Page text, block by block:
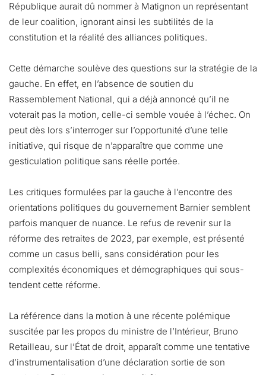
République aurait dû nommer à Matignon un représentant
de leur coalition, ignorant ainsi les subtilités de la
constitution et la réalité des alliances politiques.
Cette démarche soulève des questions sur la stratégie de la
gauche. En effet, en l’absence de soutien du
Rassemblement National, qui a déjà annoncé qu’il ne
voterait pas la motion, celle-ci semble vouée à l’échec. On
peut dès lors s’interroger sur l’opportunité d’une telle
initiative, qui risque de n’apparaître que comme une
gesticulation politique sans réelle portée.
Les critiques formulées par la gauche à l’encontre des
orientations politiques du gouvernement Barnier semblent
parfois manquer de nuance. Le refus de revenir sur la
réforme des retraites de 2023, par exemple, est présenté
comme un casus belli, sans considération pour les
complexités économiques et démographiques qui sous-
tendent cette réforme.
La référence dans la motion à une récente polémique
suscitée par les propos du ministre de l’Intérieur, Bruno
Retailleau, sur l’État de droit, apparaît comme une tentative
d’instrumentalisation d’une déclaration sortie de son